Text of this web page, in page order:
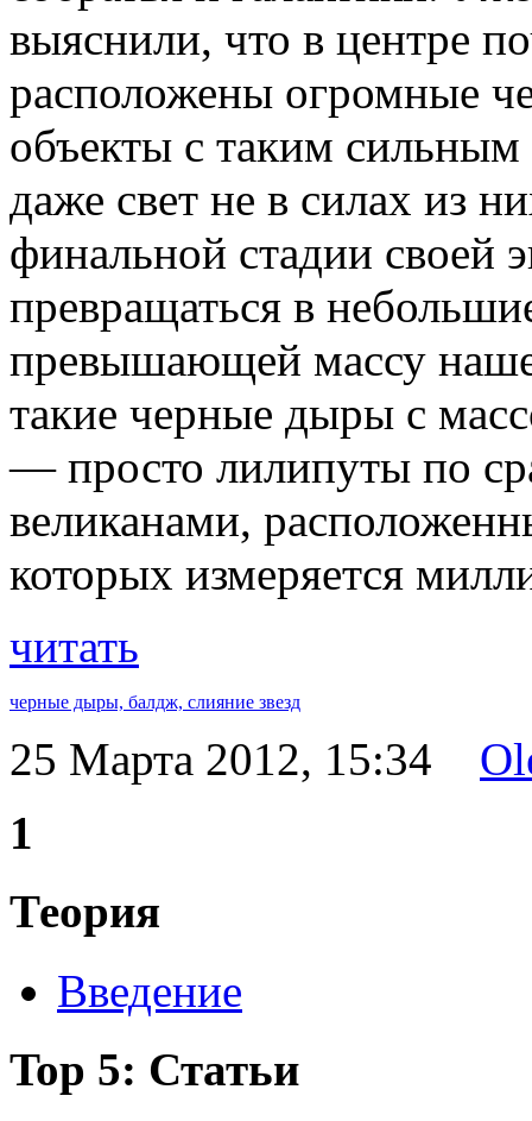
выяснили, что в центре
расположены огромные
объекты с таким
даже свет не в силах из
финальной стадии своей
превращаться в
превышающей массу
такие черные дыры с
— просто лилипуты по
великанами,
которых измеряется
читать
черные дыры, балдж, слияние звезд
25 Марта 2012, 15:34
1
Теория
Введение
Top 5: Статьи